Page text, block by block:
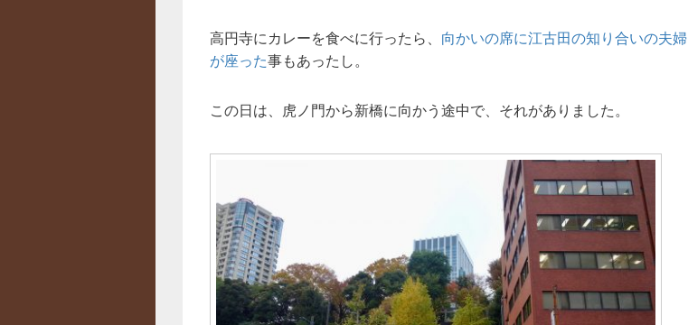
高円寺にカレーを食べに行ったら、 向かいの席に江古田の知り合いの夫婦
が座った事もあったし。
この日は、虎ノ門から新橋に向かう途中で、それがありました。